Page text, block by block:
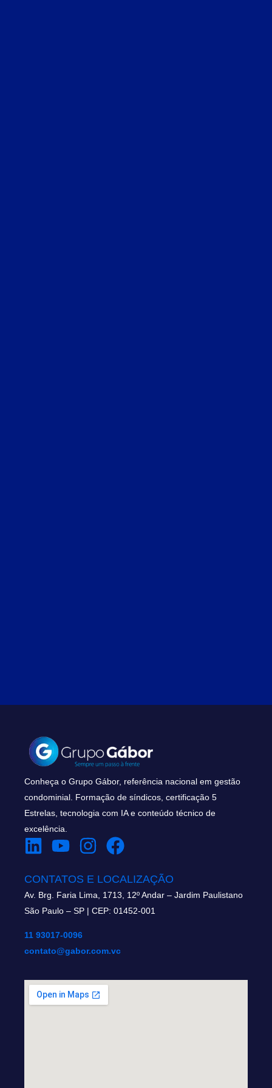
Conheça o Grupo Gábor, referência nacional em gestão
condominial. Formação de síndicos, certificação 5
Estrelas, tecnologia com IA e conteúdo técnico de
excelência.
CONTATOS E LOCALIZAÇÃO
Av. Brg. Faria Lima, 1713, 12º Andar – Jardim Paulistano
São Paulo – SP | CEP: 01452-001
11 93017-0096
contato@gabor.com.vc